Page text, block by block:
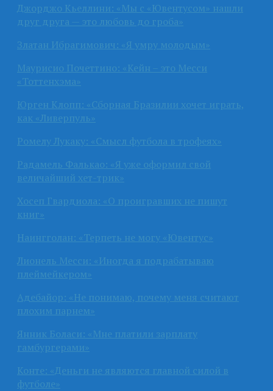
Джорджо Кьеллини: «Мы с «Ювентусом» нашли
друг друга — это любовь до гроба»
Златан Ибрагимович: «Я умру молодым»
Маурисио Почеттино: «Кейн – это Месси
«Тоттенхэма»
Юрген Клопп: «Сборная Бразилии хочет играть,
как «Ливерпуль»
Ромелу Лукаку: «Смысл футбола в трофеях»
Радамель Фалькао: «Я уже оформил свой
величайший хет-трик»
Хосеп Гвардиола: «О проигравших не пишут
книг»
Наингголан: «Терпеть не могу «Ювентус»
Лионель Месси: «Иногда я подрабатываю
плеймейкером»
Адебайор: «Не понимаю, почему меня считают
плохим парнем»
Янник Боласи: «Мне платили зарплату
гамбургерами»
Конте: «Деньги не являются главной силой в
футболе»